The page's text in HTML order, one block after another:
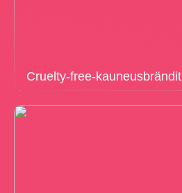
Cruelty-free-kauneusbrändit